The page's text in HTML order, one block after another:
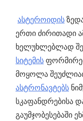
ასტეროიდის
ერთი ძირითადი
ხელუხლებლად
სიტემის
მოყოლა
ასტრონავტებს
სკაფანდრებისა
გაუმჯობესებაში